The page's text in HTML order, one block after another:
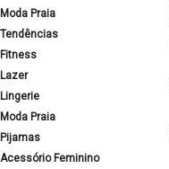
Moda Praia
Tendências
Fitness
Lazer
Lingerie
Moda Praia
Pijamas
Acessório Feminino